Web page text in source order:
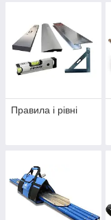
Правила і рівні